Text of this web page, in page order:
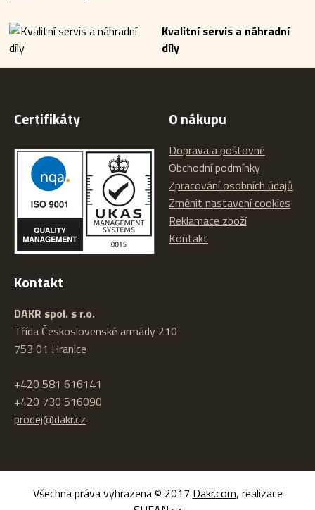
Kvalitní servis a náhradní
díly
Certifikáty O nákupu
Doprava a poštovné
Obchodní podmínky
Zpracování osobních údajů
Změnit nastavení cookies
Reklamace zboží
Kontakt
Kontakt
DAKR spol. s r.o.
Třída Československé armády 210
753 01 Hranice
+420 581 616141
+420 730 516090
prodej@dakr.cz
Všechna práva vyhrazena © 2017 Dakr.com, realizace